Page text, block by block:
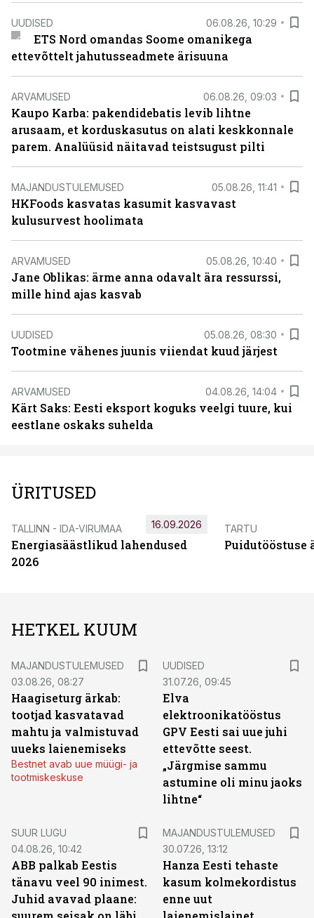
UUDISED 06.08.26, 10:29
ETS Nord omandas Soome omanikega
ettevõttelt jahutusseadmete ärisuuna
ARVAMUSED 06.08.26, 09:03
Kaupo Karba: pakendidebatis levib lihtne
arusaam, et korduskasutus on alati keskkonnale
parem. Analüüsid näitavad teistsugust pilti
MAJANDUSTULEMUSED 05.08.26, 11:41
HKFoods kasvatas kasumit kasvavast
kulusurvest hoolimata
ARVAMUSED 05.08.26, 10:40
Jane Oblikas: ärme anna odavalt ära ressurssi,
mille hind ajas kasvab
UUDISED 05.08.26, 08:30
Tootmine vähenes juunis viiendat kuud järjest
ARVAMUSED 04.08.26, 14:04
Kärt Saks: Eesti eksport koguks veelgi tuure, kui
eestlane oskaks suhelda
ÜRITUSED
TALLINN - IDA-VIRUMAA
Energiasäästlikud lahendused
2026
16.09.2026 TARTU
Puidutööstuse
HETKEL KUUM
MAJANDUSTULEMUSED
03.08.26, 08:27
Haagiseturg ärkab:
tootjad kasvatavad
mahtu ja valmistuvad
uueks laienemiseks
Bestnet avab uue müügi- ja
tootmiskeskuse
UUDISED
31.07.26, 09:45
Elva
elektroonikatööstus
GPV Eesti sai uue juhi
ettevõtte seest.
„Järgmise sammu
astumine oli minu jaoks
lihtne“
SUUR LUGU
04.08.26, 10:42
ABB palkab Eestis
tänavu veel 90 inimest.
Juhid avavad plaane:
MAJANDUSTULEMUSED
30.07.26, 13:12
Hanza Eesti tehaste
kasum kolmekordistus
enne uut